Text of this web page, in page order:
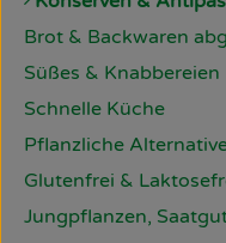
Brot & Backwaren
Süßes & Knabbereien
Schnelle Küche
Pflanzliche
Glutenfrei &
Jungpflanzen,